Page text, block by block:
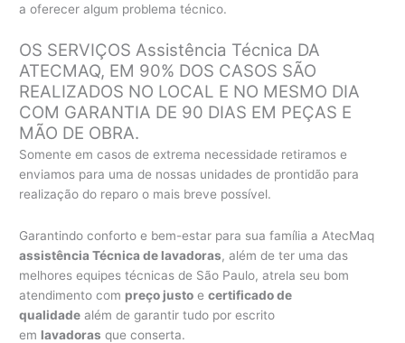
a oferecer algum problema técnico.
OS SERVIÇOS Assistência Técnica DA
ATECMAQ, EM 90% DOS CASOS SÃO
REALIZADOS NO LOCAL E NO MESMO DIA
COM GARANTIA DE 90 DIAS EM PEÇAS E
MÃO DE OBRA.
Somente em casos de extrema necessidade retiramos e
enviamos para uma de nossas unidades de prontidão para
realização do reparo o mais breve possível.
Garantindo conforto e bem-estar para sua família a AtecMaq
assistência Técnica de lavadoras, além de ter uma das
melhores equipes técnicas de São Paulo, atrela seu bom
atendimento com preço justo ecertificado de
qualidade além de garantir tudo por escrito
em lavadoras que conserta.